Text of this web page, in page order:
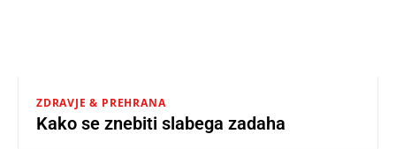
ZDRAVJE & PREHRANA
Kako se znebiti slabega zadaha